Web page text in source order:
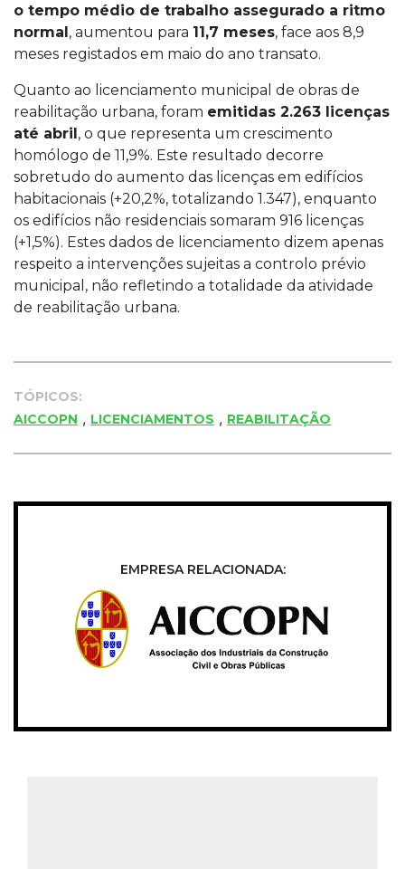
o tempo médio de trabalho assegurado a ritmo
normal, aumentou para 11,7 meses, face aos 8,9
meses registados em maio do ano transato.
Quanto ao licenciamento municipal de obras de
reabilitação urbana, foram emitidas 2.263 licenças
até abril, o que representa um crescimento
homólogo de 11,9%. Este resultado decorre
sobretudo do aumento das licenças em edifícios
habitacionais (+20,2%, totalizando 1.347), enquanto
os edifícios não residenciais somaram 916 licenças
(+1,5%). Estes dados de licenciamento dizem apenas
respeito a intervenções sujeitas a controlo prévio
municipal, não refletindo a totalidade da atividade
de reabilitação urbana.
TÓPICOS:
AICCOPN , LICENCIAMENTOS , REABILITAÇÃO
EMPRESA RELACIONADA: